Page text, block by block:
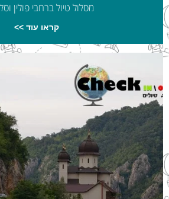
מסלול טיול ברחבי פולין
קראו עוד >>